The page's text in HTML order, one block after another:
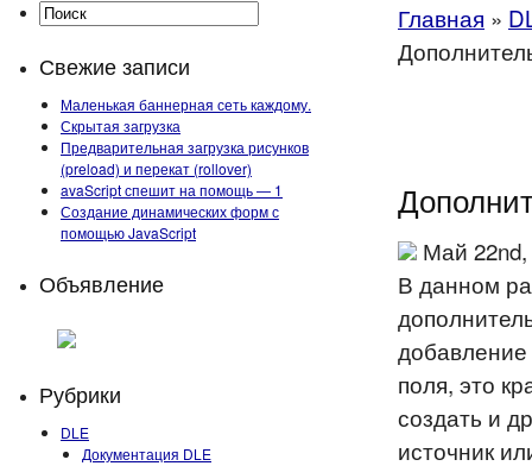
Свежие записи
Маленькая баннерная сеть каждому.
Скрытая загрузка
Предварительная загрузка рисунков
(preload) и перекат (rollover)
avaScript спешит на помощь — 1
Создание динамических форм с
помощью JavaScript
Объявление
Рубрики
DLE
Документация DLE
Главная »
Май
В данном
поля, это
создать и
источник